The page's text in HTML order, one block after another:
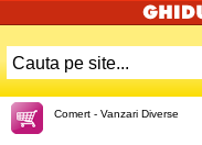
Comert - Vanzari Diverse